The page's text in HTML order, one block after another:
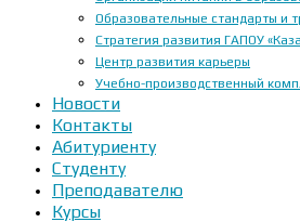
Образовательные стандарты и
Стратегия развития ГАПОУ
Центр развития карьеры
Учебно-производственный
Новости
Контакты
Абитуриенту
Студенту
Преподавателю
Курсы